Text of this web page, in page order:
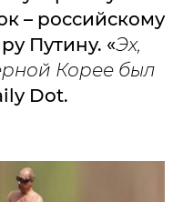
– российскому
Путину. «Эх,
Корее был
Dot.